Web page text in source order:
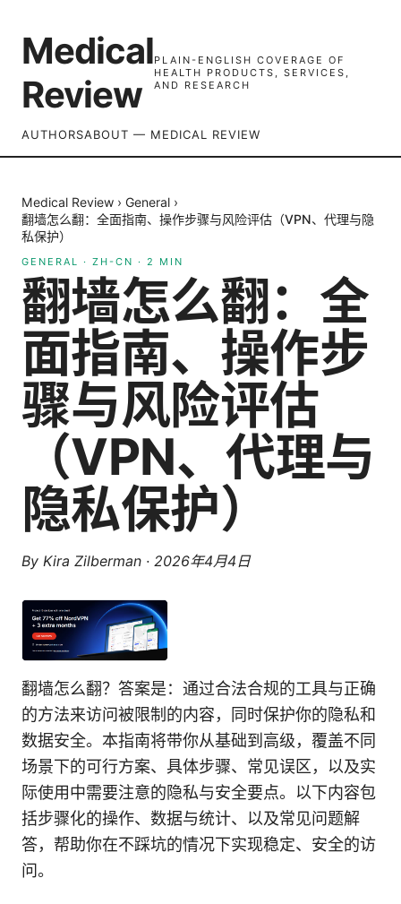
Medical
Review
PLAIN-ENGLISH COVERAGE OF
HEALTH PRODUCTS, SERVICES,
AND RESEARCH
AUTHORSABOUT — MEDICAL REVIEW
Medical Review › General ›
翻墙怎么翻：全面指南、操作步骤与风险评估（VPN、代理与隐
私保护）
GENERAL · ZH-CN · 2 MIN
翻墙怎么翻：全
面指南、操作步
骤与风险评估
（VPN、代理与
隐私保护）
By Kira Zilberman · 2026年4月4日
翻墙怎么翻？答案是：通过合法合规的工具与正确
的方法来访问被限制的内容，同时保护你的隐私和
数据安全。本指南将带你从基础到高级，覆盖不同
场景下的可行方案、具体步骤、常见误区，以及实
际使用中需要注意的隐私与安全要点。以下内容包
括步骤化的操作、数据与统计、以及常见问题解
答，帮助你在不踩坑的情况下实现稳定、安全的访
问。